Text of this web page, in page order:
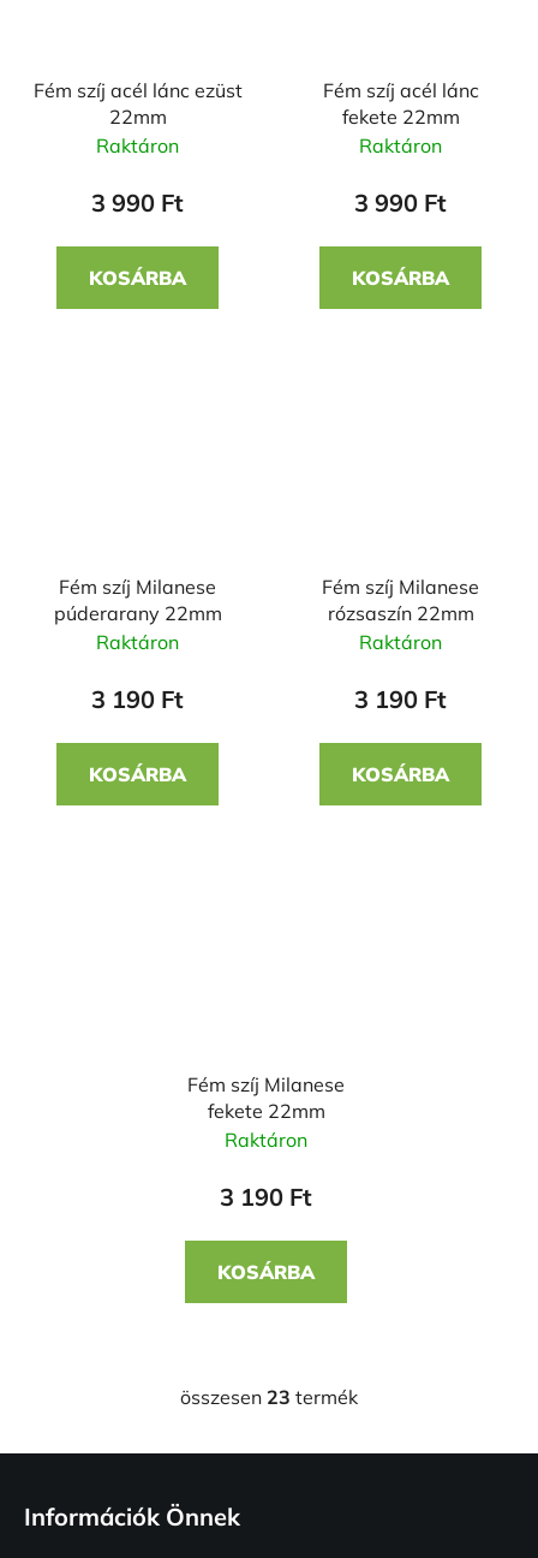
Fém szíj acél lánc ezüst
22mm
Raktáron
3 990 Ft
KOSÁRBA
Fém szíj acél lánc
fekete 22mm
Raktáron
3 990 Ft
KOSÁRBA
Fém szíj Milanese
púderarany 22mm
Raktáron
3 190 Ft
KOSÁRBA
Fém szíj Milanese
rózsaszín 22mm
Raktáron
3 190 Ft
KOSÁRBA
Fém szíj Milanese
fekete 22mm
Raktáron
3 190 Ft
KOSÁRBA
L
s
összesen 23 termék
Információk Önnek